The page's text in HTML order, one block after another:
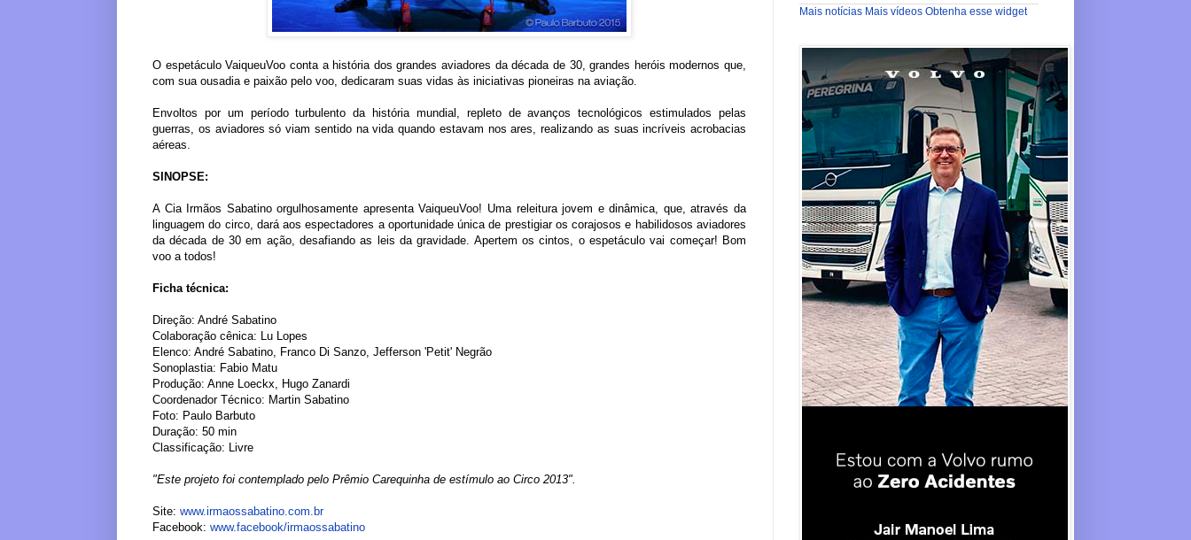
O espetáculo VaiqueuVoo conta a história dos grandes aviadores da década de 30, grandes heróis modernos que,
com sua ousadia e paixão pelo voo, dedicaram suas vidas às iniciativas pioneiras na aviação.
Envoltos por um período turbulento da história mundial, repleto de avanços tecnológicos estimulados pelas
guerras, os aviadores só viam sentido na vida quando estavam nos ares, realizando as suas incríveis acrobacias
aéreas.
SINOPSE:
A Cia Irmãos Sabatino orgulhosamente apresenta VaiqueuVoo! Uma releitura jovem e dinâmica, que, através da
linguagem do circo, dará aos espectadores a oportunidade única de prestigiar os corajosos e habilidosos aviadores
da década de 30 em ação, desafiando as leis da gravidade. Apertem os cintos, o espetáculo vai começar! Bom
voo a todos!
Ficha técnica:
Direção: André Sabatino
Colaboração cênica: Lu Lopes
Elenco: André Sabatino, Franco Di Sanzo, Jefferson 'Petit' Negrão
Sonoplastia: Fabio Matu
Produção: Anne Loeckx, Hugo Zanardi
Coordenador Técnico: Martin Sabatino
Foto: Paulo Barbuto
Duração: 50 min
Classificação: Livre
"Este projeto foi contemplado pelo Prêmio Carequinha de estímulo ao Circo 2013".
Site: www.irmaossabatino.com.br
Facebook: www.facebook/irmaossabatino
Mais notícias Mais vídeos Obtenha esse widget